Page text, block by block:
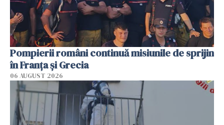
Pompierii români continuă misiunile de sprijin
în Franţa şi Grecia
06 AUGUST 2026